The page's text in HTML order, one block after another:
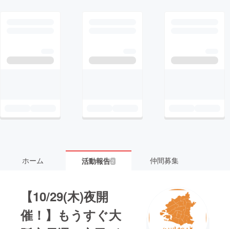
ホーム 活動報告2 仲間募集
【10/29(木)夜開
催！】もうすぐ大